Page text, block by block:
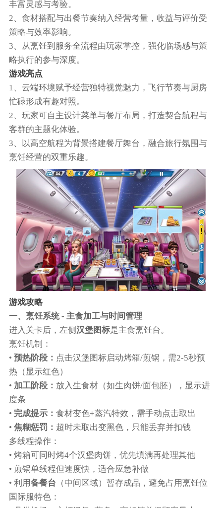
丰富灵感与考验。
2、食材搭配与出餐节奏纳入经营考量，收益与评价受
策略与效率影响。
3、从烹饪到服务全流程由玩家掌控，强化临场感与策
略执行的参与深度。
游戏亮点
1、云端环境赋予经营独特视觉魅力，飞行节奏与厨房
忙碌形成有趣对照。
2、玩家可自主设计菜单与餐厅布局，打造契合航程与
客群的主题化体验。
3、以高空航程为背景搭建餐厅舞台，融合旅行氛围与
烹饪经营的双重乐趣。
游戏攻略
一、烹饪系统 - 主食加工与时间管理
进入关卡后，左侧汉堡图标是主食烹饪台。
烹饪机制：
• 预热阶段： 点击汉堡图标启动烤箱/煎锅，需2-5秒预
热（显示红色）
• 加工阶段： 放入生食材（如生肉饼/面包胚），显示进
度条
• 完成提示： 食材变色+蒸汽特效，需手动点击取出
• 焦糊惩罚： 超时未取出变黑色，只能丢弃并扣钱
多线程操作：
• 烤箱可同时烤4个汉堡肉饼，优先填满再处理其他
• 煎锅单线程但速度快，适合应急补做
• 利用备餐台 （中间区域）暂存成品，避免占用烹饪位
国际服特色：